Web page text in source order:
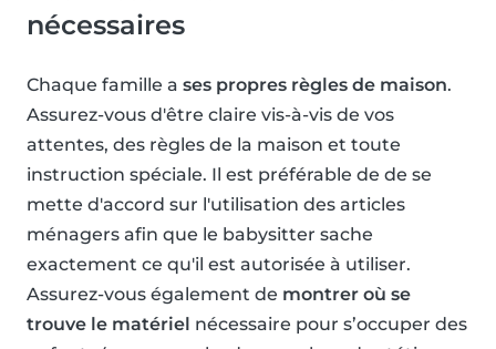
nécessaires
Chaque famille a ses propres règles de maison.
Assurez-vous d'être claire vis-à-vis de vos
attentes, des règles de la maison et toute
instruction spéciale. Il est préférable de de se
mette d'accord sur l'utilisation des articles
ménagers afin que le babysitter sache
exactement ce qu'il est autorisée à utiliser.
Assurez-vous également de montrer où se
trouve le matériel nécessaire pour s’occuper des